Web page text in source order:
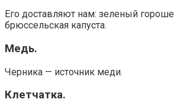
Его доставляют нам: зеленый
брюссельская капуста.
Медь.
Черника — источник меди.
Клетчатка.